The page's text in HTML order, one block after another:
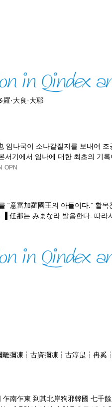
羅·大良·大耶
임나국이 소나갈질지를 보내어
서기에서 임나에 대한 최초의 기
OPN
“意富加羅國王의 아들이다.” 활
任那는 みまな라 발음한다. 따
彌凍┆古資彌凍┆古淳是┆冉
南乍東 到其北岸狗邪韓國 七千